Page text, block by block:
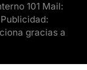
101 Mail:
gracias a